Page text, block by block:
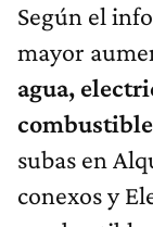
Según el
mayor
agua,
subas en
conexos y